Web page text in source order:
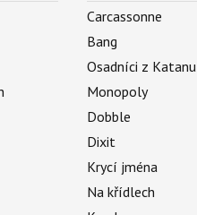
Carcassonne
Bang
Osadníci z Katanu
Monopoly
Dobble
Dixit
Krycí jména
Na křídlech